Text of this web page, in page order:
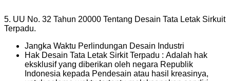
5. UU No. 32 Tahun 20000 Tentang Desain Tata Letak Sirkuit
Terpadu.
Jangka Waktu Perlindungan Desain Industri
Hak Desain Tata Letak Sirkit Terpadu : Adalah hak
eksklusif yang diberikan oleh negara Republik
Indonesia kepada Pendesain atau hasil kreasinya,